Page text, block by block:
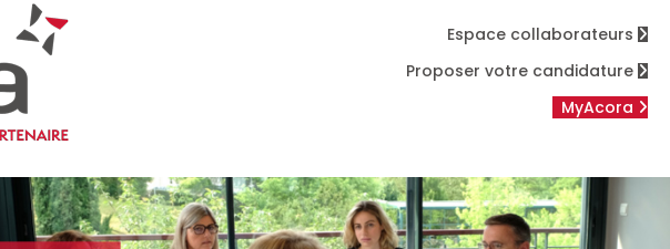
Espace collaborateurs
Proposer votre candidature
MyAcora